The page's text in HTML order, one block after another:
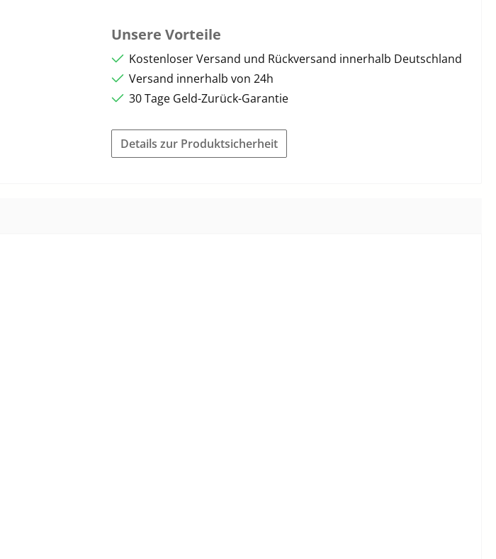
Unsere Vorteile
Kostenloser Versand und Rückversand innerhalb Deutschland
Versand innerhalb von 24h
30 Tage Geld-Zurück-Garantie
Details zur Produktsicherheit